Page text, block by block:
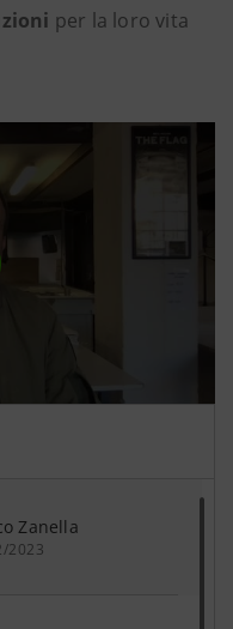
per la loro vita